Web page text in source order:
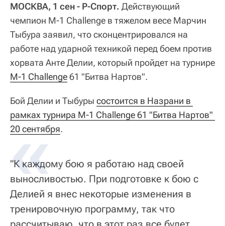
МОСКВА, 1 сен - Р-Спорт. Действующий
чемпион M-1 Challenge в тяжелом весе Марчин
Тыбура заявил, что сконцентрировался на
работе над ударной техникой перед боем против
хорвата Анте Делии, который пройдет на турнире
M-1 Challenge61 "Битва Нартов".
Бой Делии и Тыбуры состоится в Назрани в
рамках турнира M-1 Challenge 61 "Битва Нартов"
20 сентября.
"К каждому бою я работаю над своей
выносливостью. При подготовке к бою с
Делией я внес некоторые изменения в
тренировочную программу, так что